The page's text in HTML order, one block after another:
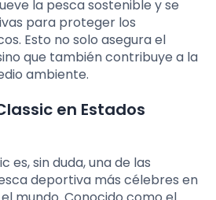
la pesca sostenible y se
para proteger los
Esto no solo asegura el
que también contribuye a la
ambiente.
en Estados
es, sin duda, una de las
deportiva más célebres en